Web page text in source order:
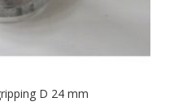
D 24 mm